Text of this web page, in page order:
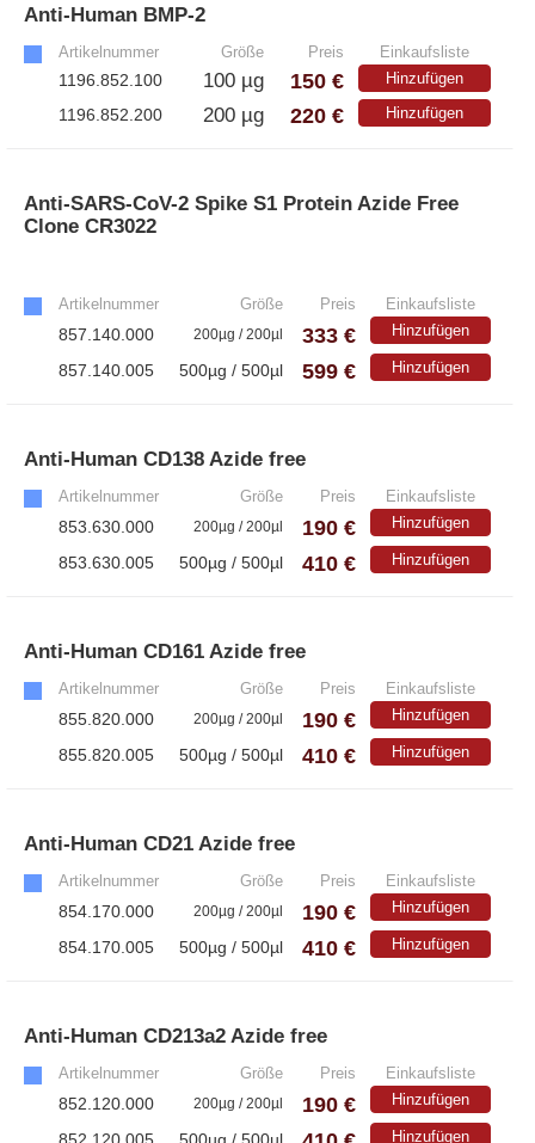
Anti-Human BMP-2
Artikelnummer Größe Preis Einkaufsliste
1196.852.100 100 µg 150 € Hinzufügen
1196.852.200 200 µg 220 € Hinzufügen
Anti-SARS-CoV-2 Spike S1 Protein Azide Free
Clone CR3022
Artikelnummer Größe Preis Einkaufsliste
857.140.000 200µg / 200µl 333 € Hinzufügen
857.140.005 500µg / 500µl 599 € Hinzufügen
Anti-Human CD138 Azide free
Artikelnummer Größe Preis Einkaufsliste
853.630.000 200µg / 200µl 190 € Hinzufügen
853.630.005 500µg / 500µl 410 € Hinzufügen
Anti-Human CD161 Azide free
Artikelnummer Größe Preis Einkaufsliste
855.820.000 200µg / 200µl 190 € Hinzufügen
855.820.005 500µg / 500µl 410 € Hinzufügen
Anti-Human CD21 Azide free
Artikelnummer Größe Preis Einkaufsliste
854.170.000 200µg / 200µl 190 € Hinzufügen
854.170.005 500µg / 500µl 410 € Hinzufügen
Anti-Human CD213a2 Azide free
Artikelnummer Größe Preis Einkaufsliste
852.120.000 200µg / 200µl 190 € Hinzufügen
Hinzufügen